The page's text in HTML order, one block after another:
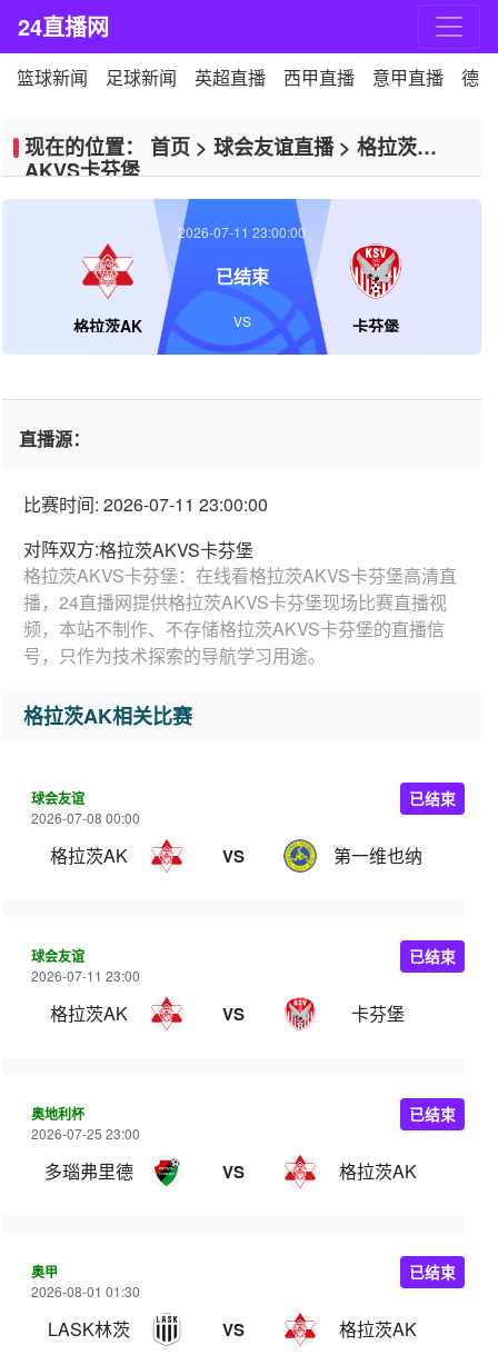
24直播网
篮球新闻 足球新闻 英超直播 西甲直播 意甲直播 德
现在的位置： 首页 > 球会友谊直播> 格拉茨
AKVS卡芬堡
格拉茨AK 卡芬堡
2026-07-11 23:00:00
已结束
VS
直播源：
比赛时间: 2026-07-11 23:00:00
对阵双方:格拉茨AKVS卡芬堡
格拉茨AKVS卡芬堡：在线看格拉茨AKVS卡芬堡高清直
播，24直播网提供格拉茨AKVS卡芬堡现场比赛直播视
频，本站不制作、不存储格拉茨AKVS卡芬堡的直播信
号，只作为技术探索的导航学习用途。
格拉茨AK相关比赛
球会友谊
2026-07-08 00:00
格拉茨AK VS 第一维也纳
已结束
球会友谊
2026-07-11 23:00
格拉茨AK VS 卡芬堡
已结束
奥地利杯
2026-07-25 23:00
多瑙弗里德 VS 格拉茨AK
已结束
奥甲
2026-08-01 01:30
LASK林茨 VS 格拉茨AK
已结束